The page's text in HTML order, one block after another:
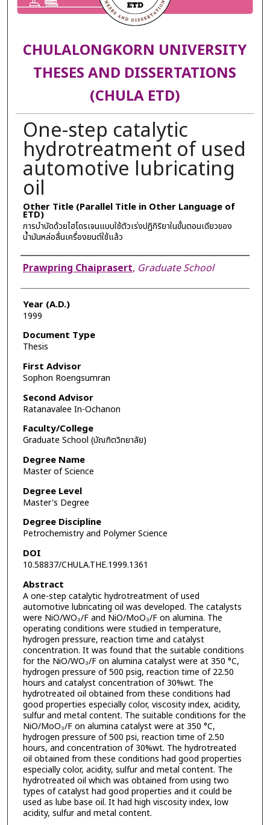
CHULALONGKORN UNIVERSITY
THESES AND DISSERTATIONS
(CHULA ETD)
One-step catalytic
hydrotreatment of used
automotive lubricating
oil
Other Title (Parallel Title in Other Language of
ETD)
การบำบัดด้วยไฮโดรเจนแบบใช้ตัวเร่งปฏิกิริยาในขั้นตอนเดียวของ
น้ำมันหล่อลื่นเครื่องยนต์ใช้แล้ว
Author
Prawpring Chaiprasert, Graduate School
Year (A.D.)
1999
Document Type
Thesis
First Advisor
Sophon Roengsumran
Second Advisor
Ratanavalee In-Ochanon
Faculty/College
Graduate School (บัณฑิตวิทยาลัย)
Degree Name
Master of Science
Degree Level
Master's Degree
Degree Discipline
Petrochemistry and Polymer Science
DOI
10.58837/CHULA.THE.1999.1361
Abstract
A one-step catalytic hydrotreatment of used
automotive lubricating oil was developed. The catalysts
were NiO/WO₃/F and NiO/MoO₃/F on alumina. The
operating conditions were studied in temperature,
hydrogen pressure, reaction time and catalyst
concentration. It was found that the suitable conditions
for the NiO/WO₃/F on alumina catalyst were at 350 °C,
hydrogen pressure of 500 psig, reaction time of 22.50
hours and catalyst concentration of 30%wt. The
hydrotreated oil obtained from these conditions had
good properties especially color, viscosity index, acidity,
sulfur and metal content. The suitable conditions for the
NiO/MoO₃/F on alumina catalyst were at 350 °C,
hydrogen pressure of 500 psi, reaction time of 2.50
hours, and concentration of 30%wt. The hydrotreated
oil obtained from these conditions had good properties
especially color, acidity, sulfur and metal content. The
hydrotreated oil which was obtained from using two
types of catalyst had good properties and it could be
used as lube base oil. It had high viscosity index, low
acidity, sulfur and metal content.